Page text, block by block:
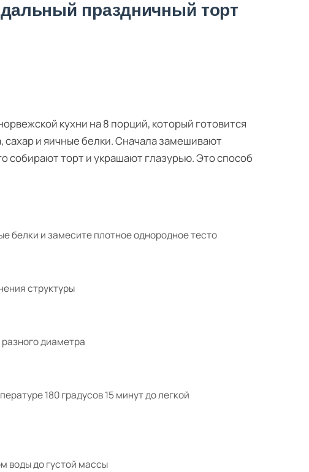
праздничный торт
кухни на 8 порций, который готовится
сахар и яичные белки. Сначала замешивают
собирают торт и украшают глазурью. Это способ
белки и замесите плотное однородное тесто
структуры
диаметра
180 градусов 15 минут до легкой
воды до густой массы